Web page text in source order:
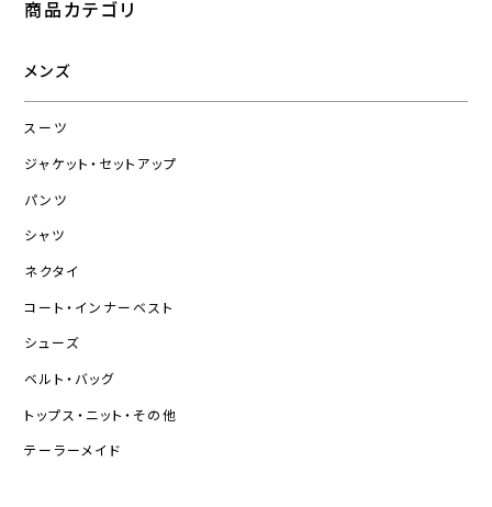
商品カテゴリ
メンズ
スーツ
ジャケット・セットアップ
パンツ
シャツ
ネクタイ
コート・インナーベスト
シューズ
ベルト・バッグ
トップス・ニット・その他
テーラーメイド